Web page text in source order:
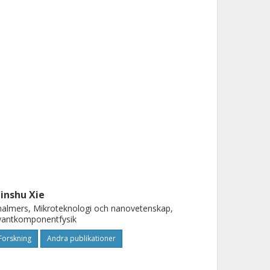
Xie
Mikroteknologi och nanovetenskap,
Andra publikationer